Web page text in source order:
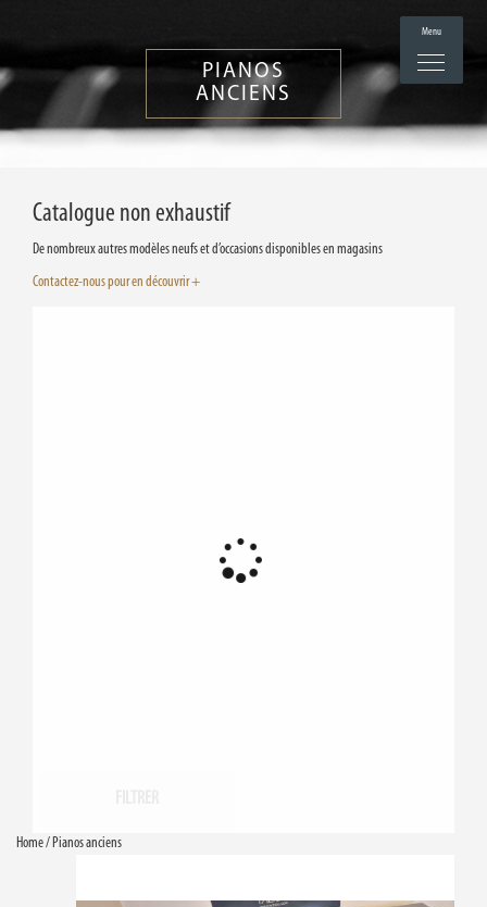
PIANOS
ANCIENS
Catalogue non exhaustif
De nombreux autres modèles neufs et d’occasions disponibles en magasins
Contactez-nous pour en découvrir +
Home/ Pianos anciens
Menu